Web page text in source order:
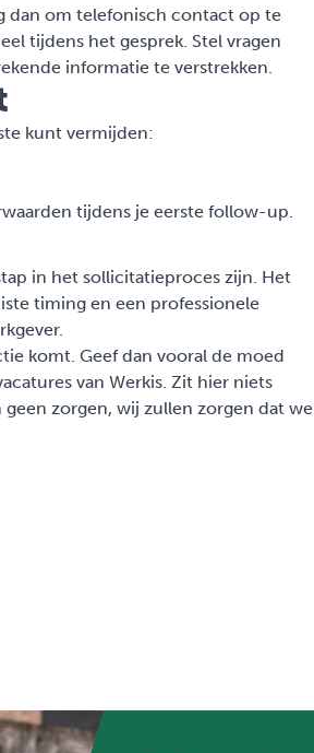
dan om telefonisch contact op te
tijdens het gesprek. Stel vragen
informatie te verstrekken.
kunt vermijden:
tijdens je eerste follow-up.
in het sollicitatieproces zijn. Het
timing en een professionele
komt. Geef dan vooral de moed
van Werkis. Zit hier niets
geen zorgen, wij zullen zorgen dat we